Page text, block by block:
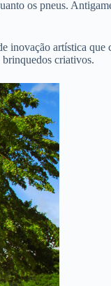
os pneus.
inovação artística
brinquedos criativos.